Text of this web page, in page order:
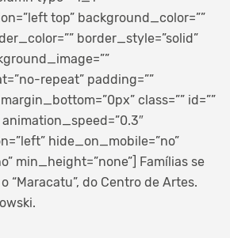
top” background_color=””
border_style=”solid”
repeat” padding=””
class=”” id=””
hide_on_mobile=”no”
min_height=”none”] Famílias se
“Maracatu”, do Centro de Artes.